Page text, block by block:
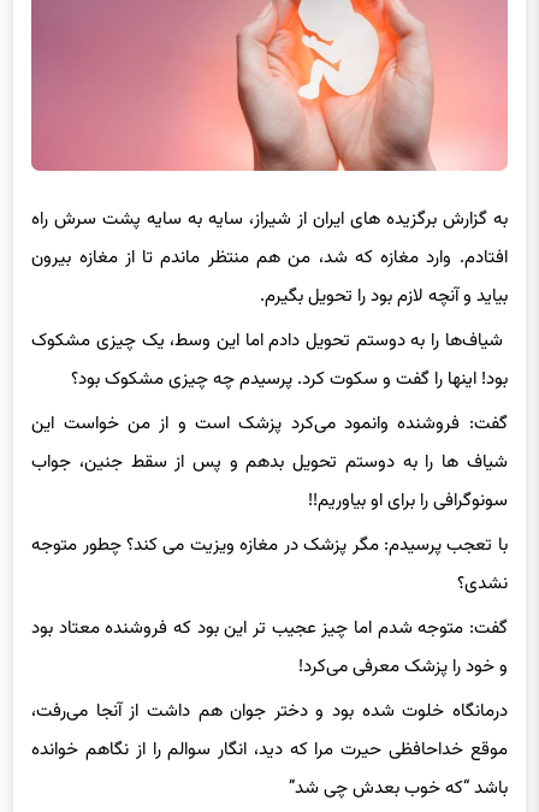
به گزارش برگزیده های ایران از شیراز، سایه به سایه پشت سرش راه
افتادم. وارد مغازه که شد، من هم منتظر ماندم تا از مغازه بیرون
بیاید و آنچه لازم بود را تحویل بگیرم.
شیاف‌ها را به دوستم تحویل دادم اما این وسط، یک چیزی مشکوک
بود! اینها را گفت و سکوت کرد. پرسیدم چه چیزی مشکوک بود؟
گفت: فروشنده وانمود می‌کرد پزشک است و از من خواست این
شیاف ها را به دوستم تحویل بدهم و پس از سقط جنین، جواب
سونوگرافی را برای او بیاوریم!!
با تعجب پرسیدم: مگر پزشک در مغازه ویزیت می کند؟ چطور متوجه
نشدی؟
گفت: متوجه شدم اما چیز عجیب تر این بود که فروشنده معتاد بود
و خود را پزشک معرفی می‌کرد!
درمانگاه خلوت شده بود و دختر جوان هم داشت از آنجا می‌رفت،
موقع خداحافظی حیرت مرا که دید، انگار سوالم را از نگاهم خوانده
باشد “که خوب بعدش چی شد”